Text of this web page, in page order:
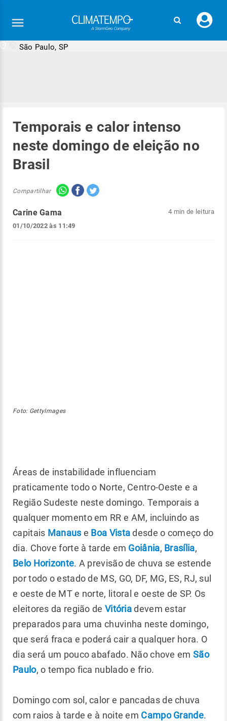
seu
São Paulo, SP
Temporais e calor intenso
neste domingo de eleição no
Brasil
Compartilhar
Carine Gama
01/10/2022 às 11:49
4 min de leitura
Foto: GettyImages
Áreas de instabilidade influenciam
praticamente todo o Norte, Centro-Oeste e a
Região Sudeste neste domingo. Temporais a
qualquer momento em RR e AM, incluindo as
capitais Manause Boa Vistadesde o começo do
dia. Chove forte à tarde em Goiânia, Brasília,
Belo Horizonte. A previsão de chuva se estende
por todo o estado de MS, GO, DF, MG, ES, RJ, sul
e oeste de MT e norte, litoral e oeste de SP. Os
eleitores da região de Vitóriadevem estar
preparados para uma chuvinha neste domingo,
que será fraca e poderá cair a qualquer hora. O
dia será um pouco abafado. Não chove em São
Paulo, o tempo fica nublado e frio.
Domingo com sol, calor e pancadas de chuva
com raios à tarde e à noite em Campo Grande.